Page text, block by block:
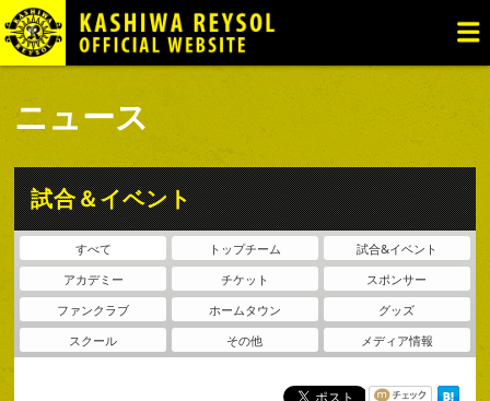
ニュース
試合＆イベント
すべて トップチーム
試合&イベント
アカデミー
チケット
スポンサー
ファンクラブ
ホームタウン
グッズ
スクール
その他 メディア情報
TOP
ニュース
トップチーム
アカデミー
ファンゾーン
クラブ